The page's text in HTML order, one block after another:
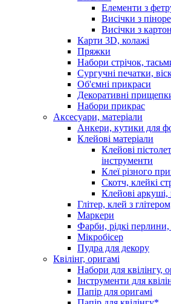
Елементи з
Висічки з
Висічки з
Карти 3D, колажі
Пряжки
Набори стрічок,
Сургучні печатки,
Об'ємні прикраси
Декоративні
Набори прикрас
Аксесуари, матеріали
Анкери, кутики для
Клейові матеріали
Клейові
інструменти
Клеї різного
Скотч, клейкі
Клейові
Глітер, клей з
Маркери
Фарби, рідкі перлини,
Мікробісер
Пудра для декору
Квілінг, оригамі
Набори для квілінгу,
Інструменти для
Папір для оригамі